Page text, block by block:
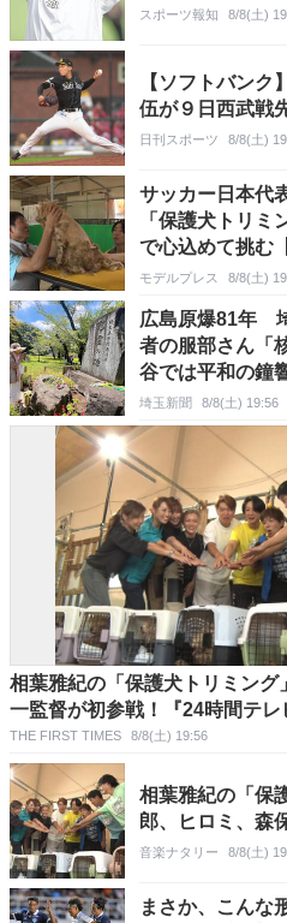
スポーツ報知 8/8(土)
【ソフトバンク
伍が９日西武戦
日刊スポーツ 8/8(土)
サッカー日本代
「保護犬トリミ
で心込めて挑む
モデルプレス 8/8(土)
広島原爆81年
者の服部さん「
谷では平和の鐘
埼玉新聞 8/8(土) 19:56
相葉雅紀の「保護犬トリミン
一監督が初参戦！『24時間テ
THE FIRST TIMES 8/8(土) 19:56
相葉雅紀の「保
郎、ヒロミ、森
音楽ナタリー 8/8(土)
まさか、こんな